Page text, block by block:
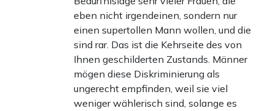
eben nicht irgendeinen, sondern nur
einen supertollen Mann wollen, und die
sind rar. Das ist die Kehrseite des von
Ihnen geschilderten Zustands. Männer
mögen diese Diskriminierung als
ungerecht empfinden, weil sie viel
weniger wählerisch sind, solange es